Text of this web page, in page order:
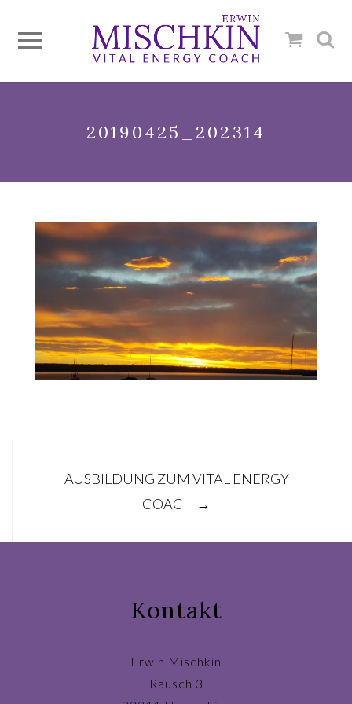
20190425_202314
AUSBILDUNG ZUM VITAL ENERGY
COACH →
Kontakt
Erwin Mischkin
Rausch 3